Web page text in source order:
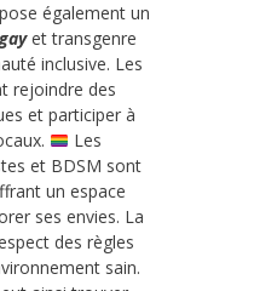
également un
et transgenre
inclusive. Les
rejoindre des
et participer à
Les
et BDSM sont
un espace
ses envies. La
des règles
sain.